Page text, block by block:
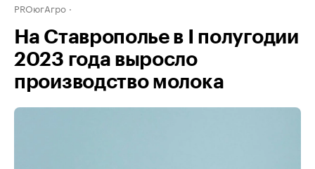
PROюгАгро
На Ставрополье в I полугодии
2023 года выросло
производство молока